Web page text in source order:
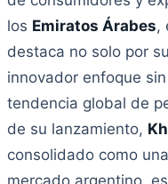
los Emiratos Árabes,
destaca no solo por
innovador enfoque
tendencia global de
de su lanzamiento,
consolidado como
mercado argentino,